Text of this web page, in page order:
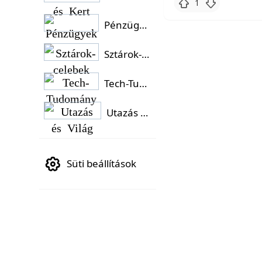
1
Pénzügyek
Sztárok-celebek
Tech-Tudomány
Utazás és Világ
Süti beállítások